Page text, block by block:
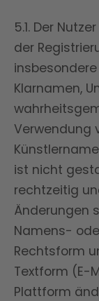
5.1. Der
der
insbesondere
Klarnamen,
Verwendung
ist nicht
rechtzeitig
Änderungen
Namens-
Rechtsform
Textform (E-
Plattform